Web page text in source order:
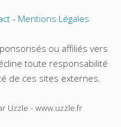
- Mentions Légales
ou affiliés vers
toute responsabilité
de ces sites externes.
Uzzle - www.uzzle.fr